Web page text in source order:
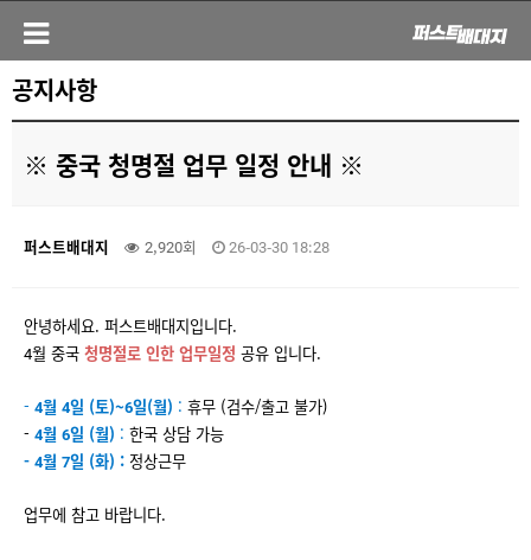
공지사항
※ 중국 청명절 업무 일정 안내 ※
퍼스트배대지 2,920회 26-03-30 18:28
안녕하세요. 퍼스트배대지입니다.
4월 중국 청명절로 인한 업무일정 공유 입니다.
- 4월 4일 (토)~6일(월) : 휴무 (검수/출고 불가)
- 4월 6일 (월) : 한국 상담 가능
- 4월 7일 (화) : 정상근무
업무에 참고 바랍니다.